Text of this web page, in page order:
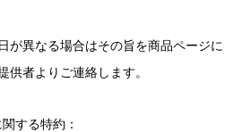
が異なる場合はその旨を商品ページに
供者よりご連絡します。
する特約：